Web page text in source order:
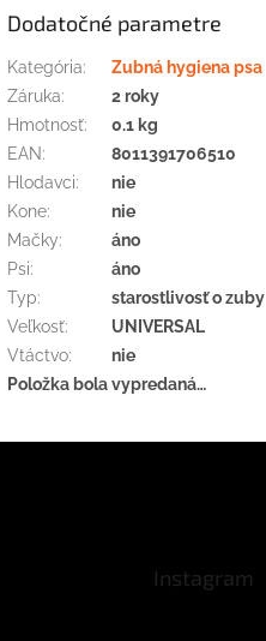
Dodatočné parametre
Kategória:
Zubná hygiena psa
Záruka:
2 roky
Hmotnosť:
0.1 kg
EAN:
8011391706510
Hlodavci:
nie
Kone:
nie
Mačky:
áno
Psi:
áno
Typ:
starostlivosť o zuby
Veľkosť:
UNIVERSAL
Vtáctvo:
nie
Položka bola vypredaná…
Instagram